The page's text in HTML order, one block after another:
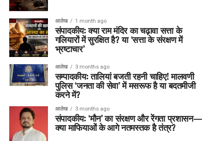
आलेख 1 month ago
संपादकीय: क्या राम मंदिर का चढ़ावा सत्ता के
गलियारों में सुरक्षित है? या ‘सत्ता के संरक्षण में
भ्रष्टाचार’
आलेख 3 months ago
सम्पादकीय: तालियां बजती रहनी चाहिए! मालवणी
पुलिस ‘जनता की सेवा’ में मसरूफ है या बदतमीजी
करने में?
आलेख 3 months ago
संपादकीय: ‘मौन’ का संरक्षण और रेंगता प्रशासन—
क्या माफियाओं के आगे नतमस्तक है तंत्र?